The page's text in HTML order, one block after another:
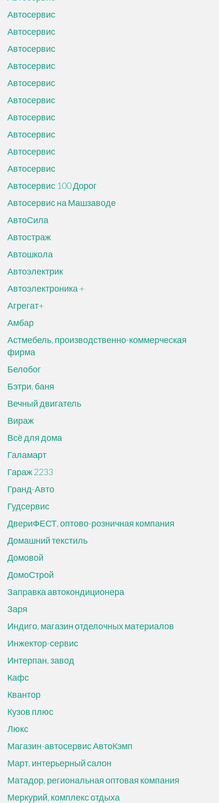
Автосервис
Автосервис
Автосервис
Автосервис
Автосервис
Автосервис
Автосервис
Автосервис
Автосервис
Автосервис
Автосервис 100 Дорог
Автосервис на Машзаводе
АвтоСила
Автостраж
Автошкола
Автоэлектрик
Автоэлектроника +
Агрегат+
Амбар
Астмебель, производственно-коммерческая
фирма
Белобог
Бэтри, баня
Вечный двигатель
Вираж
Всё для дома
Галамарт
Гараж 2233
Гранд-Авто
Гудсервис
ДвериФЕСТ, оптово-розничная компания
Домашний текстиль
Домовой
ДомоСтрой
Заправка автокондиционера
Заря
Индиго, магазин отделочных материалов
Инжектор-сервис
Интерпан, завод
Кафс
Квантор
Кузов плюс
Люкс
Магазин-автосервис АвтоКэмп
Март, интерьерный салон
Матадор, региональная оптовая компания
Меркурий, комплекс отдыха